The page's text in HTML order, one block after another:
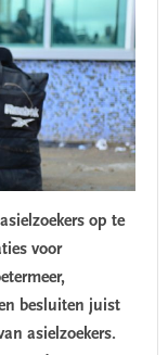
op te
voor
besluiten juist
asielzoekers.